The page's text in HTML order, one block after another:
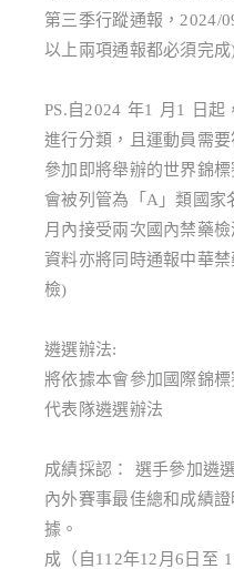
第三季行蹤通報，2024/
以上兩項通報都必須完
PS.自2024 年1 月1 日起
進行分類，且運動員需
參加即將舉辦的世界錦
會被列管為「A」類國家
月內接受兩次國內禁藥
資料亦將同時通報中華
檢)
遴選辦法:
將依據本會參加國際錦
代表隊遴選辦法
成績採認： 選手參加遴
內外賽事最佳總和成績
據。
成（自112年12月6日至